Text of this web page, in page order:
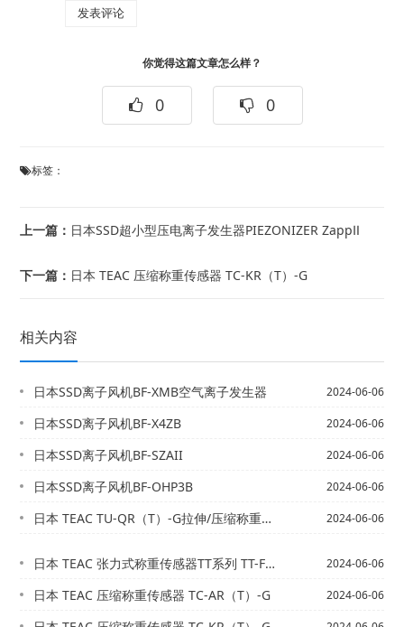
你觉得这篇文章怎么样？
0 0
标签：
上一篇： 日本SSD超小型压电离子发生器PIEZONIZER ZappⅡ
下一篇： 日本 TEAC 压缩称重传感器 TC-KR（T）-G
相关内容
日本SSD离子风机BF-XMB空气离子发生器 2024-06-06
日本SSD离子风机BF-X4ZB 2024-06-06
日本SSD离子风机BF-SZAII 2024-06-06
日本SSD离子风机BF-OHP3B 2024-06-06
日本 TEAC TU-QR（T）-G拉伸/压缩称重传感器 2024-06-06
日本 TEAC 张力式称重传感器TT系列 TT-FR（T）-G 2024-06-06
日本 TEAC 压缩称重传感器 TC-AR（T）-G 2024-06-06